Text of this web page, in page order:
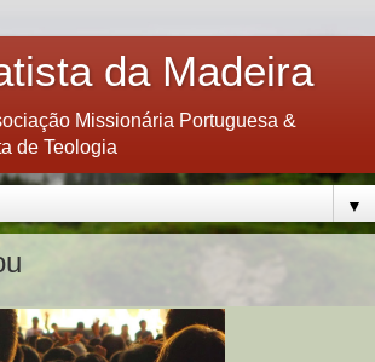
da Madeira
Missionária Portuguesa &
de Teologia
▼